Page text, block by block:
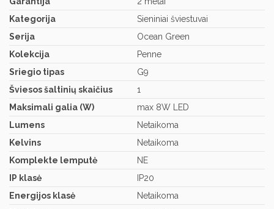
Kategorija
Sieniniai šviestuvai
Serija
Ocean Green
Kolekcija
Penne
Sriegio tipas
G9
Šviesos šaltinių skaičius
1
Maksimali galia (W)
max 8W LED
Lumens
Netaikoma
Kelvins
Netaikoma
Komplekte lemputė
NE
IP klasė
IP20
Energijos klasė
Netaikoma